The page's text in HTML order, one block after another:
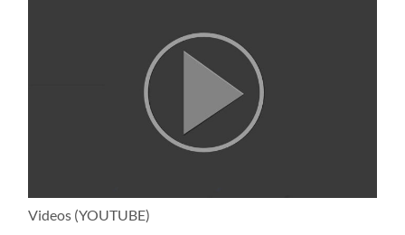
Videos (YOUTUBE)